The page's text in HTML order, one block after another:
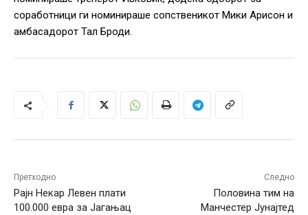
соработници ги номинираше сопственикот Мики Арисон и
амбасадорот Тал Броди.
Претходно
Рајн Некар Левен плати
100.000 евра за Јагањац
Следно
Половина тим на
Манчестер Јунајтед